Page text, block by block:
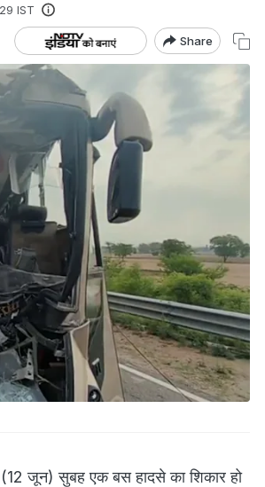
IST
Share
जून) सुबह एक बस हादसे का शिकार हो